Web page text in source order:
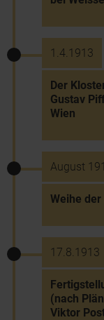
1.4.1913
Der
Gustav
Wien
August
Weihe
17.8.1913
(nach
Viktor